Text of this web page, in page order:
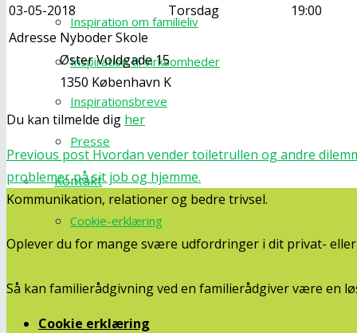
Inspiration om familieliv
Inspiration til virksomheder
Inspirationsbreve
Presse
Kontakt
Cookie-erklæring
03-05-2018
Torsdag
19:00
Adresse Nyboder Skole
Øster Voldgade 15
1350 København K
Du kan tilmelde dig her
Previous post Hvordan vender toiletrullen og andre
problemer på sit job og hjemme.
Kommunikation, relationer og bedre trivsel.
Oplever du for mange svære udfordringer i dit privat-
Så kan familierådgivning ved en familierådgiver være en
Cookie erklæring